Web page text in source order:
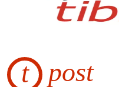
t post